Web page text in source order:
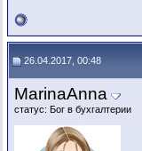
26.04.2017, 00:48
MarinaAnna
статус: Бог в бухгалтерии